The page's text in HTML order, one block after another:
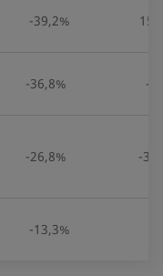
-39,2%
-36,8% -
-26,8% -
-13,3%